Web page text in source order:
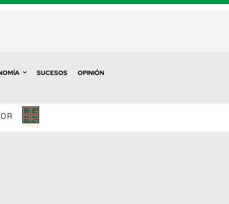
SUCESOS OPINIÓN